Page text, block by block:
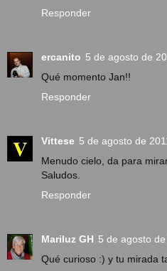
Responder
ercanito 5 de agosto de
Qué momento Jan!!
Responder
Vittese 5 de agosto de
Menudo cielo, da para
Saludos.
Responder
Mariluz GH 5 de agosto
Qué curioso :) y tu mirada